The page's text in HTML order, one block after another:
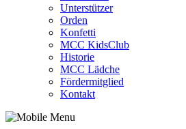
Unterstützer
Orden
Konfetti
MCC KidsClub
Historie
MCC Lädche
Fördermitglied
Kontakt